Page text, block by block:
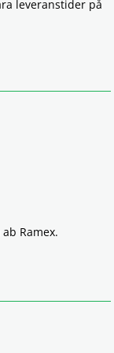
leveranstider på
Ramex.